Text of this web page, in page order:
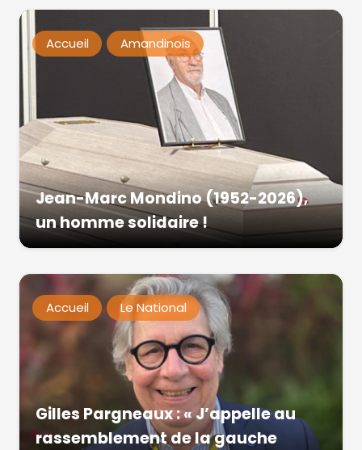
Accueil Amandinois
Jean-Marc Mondino (1952-2026),
un homme solidaire !
Accueil Le National
Gilles Pargneaux : « J’appelle au
rassemblement de la gauche